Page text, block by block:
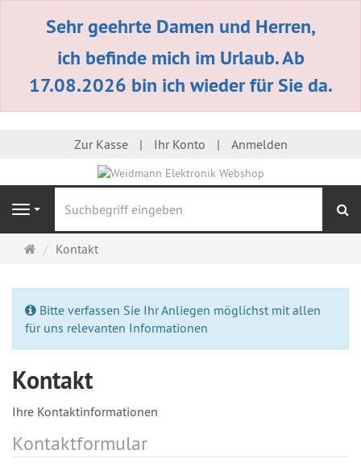
Sehr geehrte Damen und Herren,
ich befinde mich im Urlaub. Ab
17.08.2026 bin ich wieder für Sie da.
Zur Kasse Ihr Konto Anmelden
Navigation
Startseite
Kontakt
Bitte verfassen Sie Ihr Anliegen möglichst mit allen
für uns relevanten Informationen
Kontakt
Ihre Kontaktinformationen
Kontaktformular